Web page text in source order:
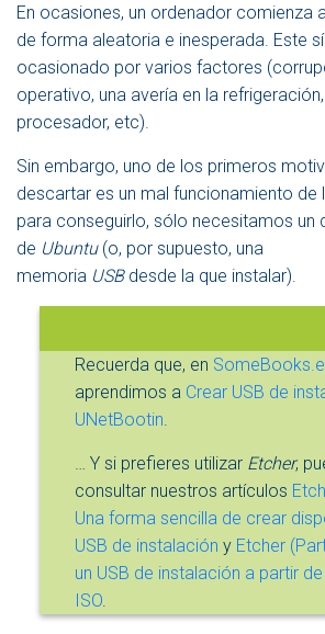
En ocasiones, un ordenador comienza
de forma aleatoria e inesperada. Este
ocasionado por varios factores
operativo, una avería en la refrigeración,
procesador, etc).
Sin embargo, uno de los primeros
descartar es un mal funcionamiento de
para conseguirlo, sólo necesitamos un
de Ubuntu(o, por supuesto, una
memoria USBdesde la que instalar).
Recuerda que, en
aprendimos a Crear USB de
UNetBootin.
… Y si prefieres utilizar Etcher,
consultar nuestros artículos
Una forma sencilla de crear
USB de instalación y Etcher
un USB de instalación a partir
ISO.